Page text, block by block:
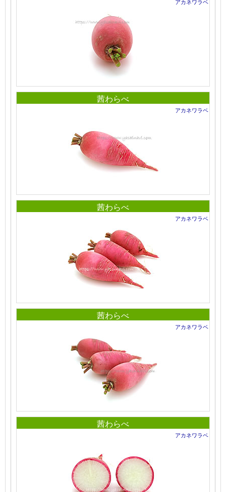
茜わらべ
アカネワラベ
茜わらべ
アカネワラベ
茜わらべ
アカネワラベ
茜わらべ
アカネワラベ